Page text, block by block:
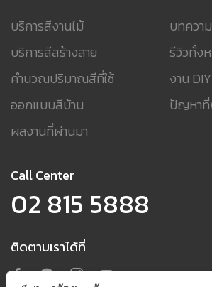
บริการสีงานไม้
บริการสีสร้างลาย
คำนวณปริมาณสีที่ใช้
ออกแบบสีบ้าน
ผลงานที่ผ่านมา
บทควา
รีวิวทั้ง
งาน DIY
ปัญหา
Call Center
02 815 5888
ติดตามเราได้ที่